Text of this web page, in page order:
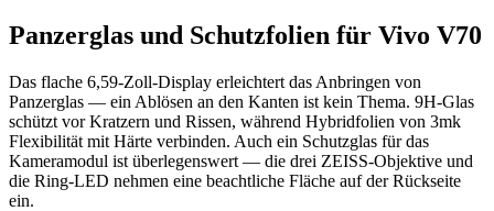
Panzerglas und Schutzfolien für Vivo V70
Das flache 6,59-Zoll-Display erleichtert das Anbringen von
Panzerglas — ein Ablösen an den Kanten ist kein Thema. 9H-Glas
schützt vor Kratzern und Rissen, während Hybridfolien von 3mk
Flexibilität mit Härte verbinden. Auch ein Schutzglas für das
Kameramodul ist überlegenswert — die drei ZEISS-Objektive und
die Ring-LED nehmen eine beachtliche Fläche auf der Rückseite
ein.